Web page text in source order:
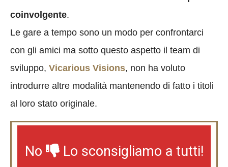
coinvolgente.
Le gare a tempo sono un modo per confrontarci
con gli amici ma sotto questo aspetto il team di
sviluppo, Vicarious Visions, non ha voluto
introdurre altre modalità mantenendo di fatto i titoli
al loro stato originale.
No Lo sconsigliamo a tutti!